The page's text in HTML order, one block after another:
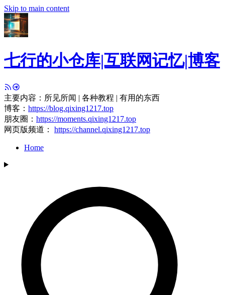
Skip to main content
七行的小仓库|互联网记忆|博客
主要内容：所见所闻 | 各种教程 | 有用的东西
博客： https://blog.qixing1217.top
朋友圈： https://moments.qixing1217.top
网页版频道： https://channel.qixing1217.top
Home